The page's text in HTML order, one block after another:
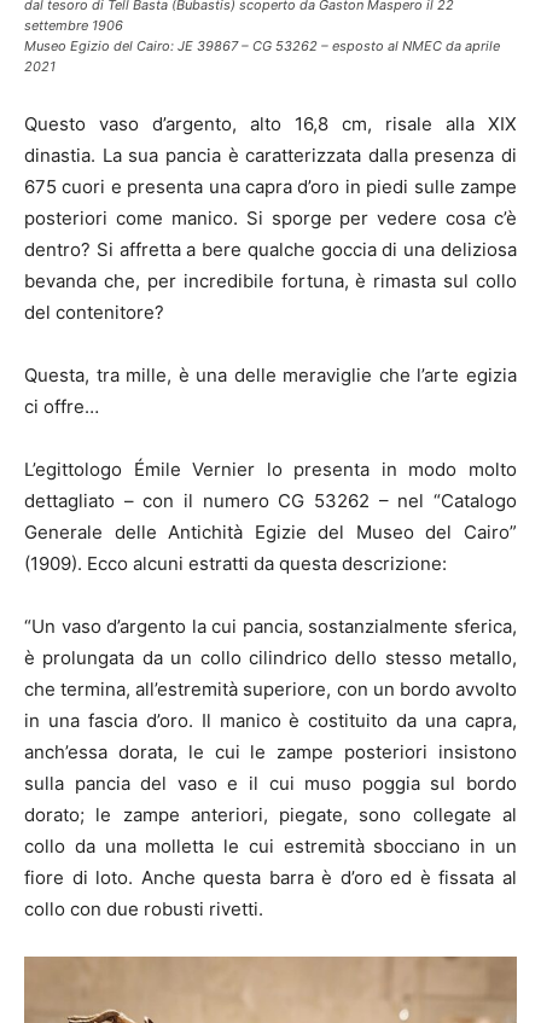
dal tesoro di Tell Basta (Bubastis) scoperto da Gaston Maspero il 22
settembre 1906
Museo Egizio del Cairo: JE 39867 – CG 53262 – esposto al NMEC da aprile
2021
Questo vaso d’argento, alto 16,8 cm, risale alla XIX
dinastia. La sua pancia è caratterizzata dalla presenza di
675 cuori e presenta una capra d’oro in piedi sulle zampe
posteriori come manico. Si sporge per vedere cosa c’è
dentro? Si affretta a bere qualche goccia di una deliziosa
bevanda che, per incredibile fortuna, è rimasta sul collo
del contenitore?
Questa, tra mille, è una delle meraviglie che l’arte egizia
ci offre…
L’egittologo Émile Vernier lo presenta in modo molto
dettagliato – con il numero CG 53262 – nel “Catalogo
Generale delle Antichità Egizie del Museo del Cairo”
(1909). Ecco alcuni estratti da questa descrizione:
“Un vaso d’argento la cui pancia, sostanzialmente sferica,
è prolungata da un collo cilindrico dello stesso metallo,
che termina, all’estremità superiore, con un bordo avvolto
in una fascia d’oro. Il manico è costituito da una capra,
anch’essa dorata, le cui le zampe posteriori insistono
sulla pancia del vaso e il cui muso poggia sul bordo
dorato; le zampe anteriori, piegate, sono collegate al
collo da una molletta le cui estremità sbocciano in un
fiore di loto. Anche questa barra è d’oro ed è fissata al
collo con due robusti rivetti.